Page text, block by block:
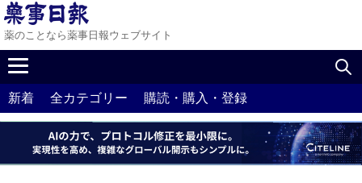
薬のことなら薬事日報ウェブサイト
新着 全カテゴリー 購読・購入・登録